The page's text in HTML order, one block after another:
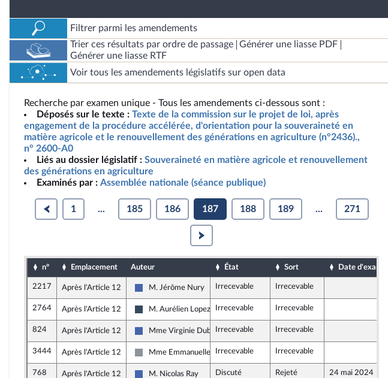
Filtrer parmi les amendements
Trier ces résultats par ordre de passage
Générer une liasse PDF
Générer une liasse RTF
Voir tous les amendements législatifs sur open data
Recherche par examen unique - Tous les amendements ci-dessous sont :
Déposés sur le texte : Texte de la commission sur le projet de loi, après
engagement de la procédure accélérée, d'orientation pour la souveraineté en
matière agricole et le renouvellement des générations en agriculture (n°2436).,
n° 2600-A0
Liés au dossier législatif : Souveraineté en matière agricole et renouvellement
des générations en agriculture
Examinés par : Assemblée nationale (séance publique)
1 ... 185 186 187 188 189 ... 271
n° Emplacement Auteur État Sort Date d'examen
2217 Après l'Article 12
Les Républicains
M. Jérôme Nury Irrecevable Irrecevable
2764 Après l'Article 12
Rassemblement National
M. Aurélien Lopez-LiguoriIrrecevable Irrecevable
824 Après l'Article 12
Les Républicains
Mme Virginie Duby-Muller
Irrecevable Irrecevable
3444 Après l'Article 12
Non inscrit
Mme Emmanuelle Ménard
Irrecevable Irrecevable
768 Après l'Article 12 M. Nicolas Ray Discuté Rejeté 24 mai 2024